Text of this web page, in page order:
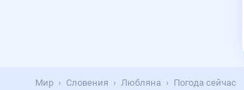
Мир Словения Любляна Погода сейчас